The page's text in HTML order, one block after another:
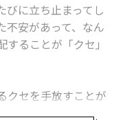
びに立ち止まってし
不安があって、なん
ることが「クセ」
クセを手放すことが